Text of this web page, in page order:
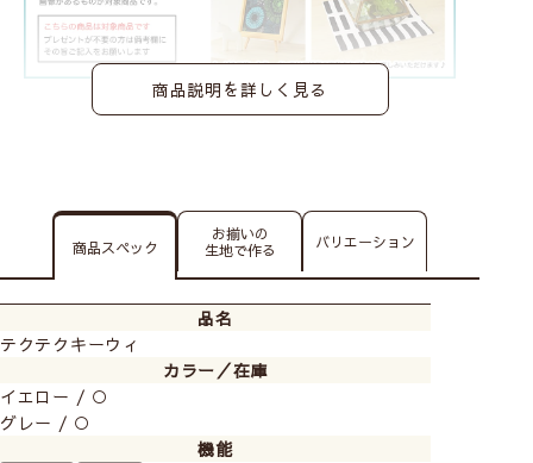
商品説明を詳しく見る
商品スペック
お揃いの
生地で作る
バリエーション
品名
テクテクキーウィ
カラー／在庫
イエロー / ○
グレー / ○
機能